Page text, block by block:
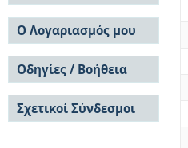
Σε όλο το DSpace
Κοινότητες & Συλλογές
Ανά Ημερομηνία
Έκδοσης
Συγγραφείς
Τίτλοι
Θέματα
Ο Λογαριασμός μου
Σύνδεση
Εγγραφή
Οδηγίες / Βοήθεια
Οδηγίες Υποβολής
Οδηγίες Χρήσης ΙΑ
Συχνές Ερωτήσεις
Σχετικοί Σύνδεσμοι